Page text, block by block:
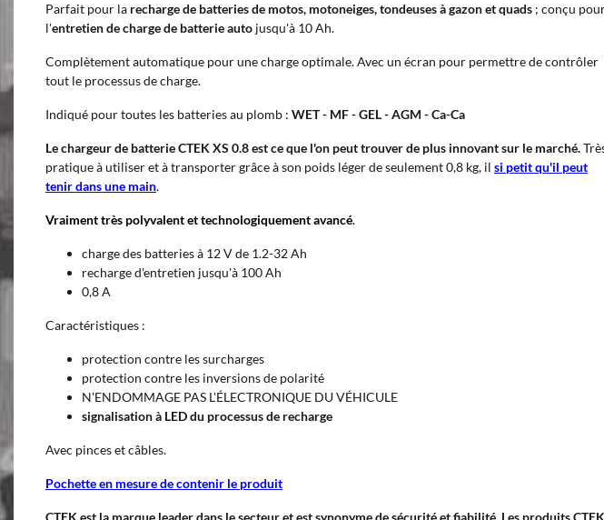
Parfait pour la recharge de batteries de motos, motoneiges, tondeuses à gazon et quads ; conçu
l'entretien de charge de batterie auto jusqu'à 10 Ah.
Complètement automatique pour une charge optimale. Avec un écran pour permettre de contrôler
tout le processus de charge.
Indiqué pour toutes les batteries au plomb : WET - MF - GEL - AGM - Ca-Ca
Le chargeur de batterie CTEK XS 0.8 est ce que l'on peut trouver de plus innovant sur le marché.
pratique à utiliser et à transporter grâce à son poids léger de seulement 0,8 kg, il si petit qu'il peut
tenir dans une main.
Vraiment très polyvalent ettechnologiquementavancé.
charge des batteries à 12 V de 1.2-32 Ah
recharge d'entretien jusqu'à 100 Ah
0,8 A
Caractéristiques :
protection contre les surcharges
protection contre les inversions de polarité
N'ENDOMMAGE PAS L'ÉLECTRONIQUE DU VÉHICULE
signalisation à LED du processus de recharge
Avec pinces et câbles.
Pochette en mesure de contenir le produit
CTEK est la marque leader dans le secteur et estsynonymede sécurité et fiabilité. Les produits CTEK